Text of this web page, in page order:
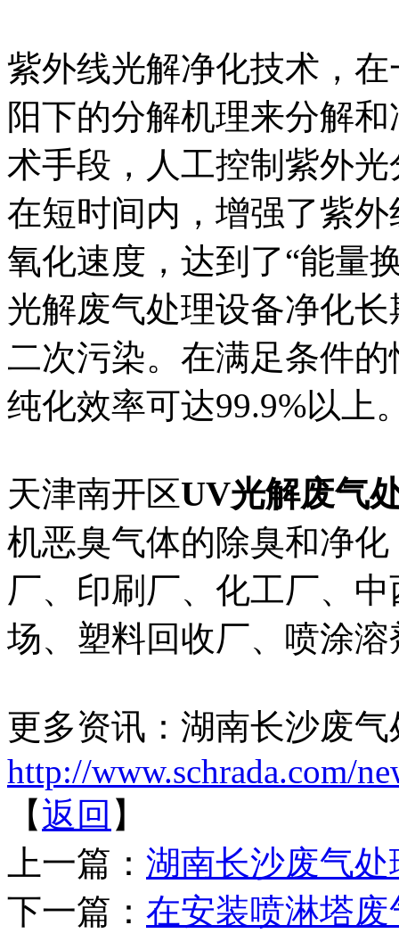
紫外线光解净化技术，
阳下的分解机理来分解
术手段，人工控制紫外
在短时间内，增强了紫
氧化速度，达到了“能量
光解废气处理设备净化
二次污染。在满足条件
纯化效率可达99.9%以上
天津南开区UV光解废气
机恶臭气体的除臭和净
厂、印刷厂、化工厂、
场、塑料回收厂、喷涂溶
更多资讯：湖南长沙废
http://www.schrada.com/
【返回 】
上一篇： 湖南长沙废气
下一篇： 在安装喷淋塔